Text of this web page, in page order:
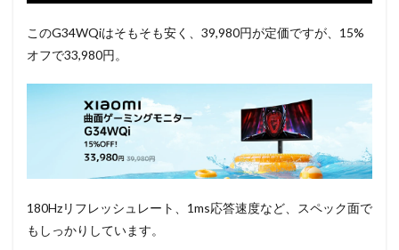
このG34WQiはそもそも安く、39,980円が定価ですが、15%
オフで33,980円。
180Hzリフレッシュレート、1ms応答速度など、スペック面で
もしっかりしています。